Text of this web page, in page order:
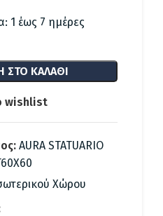
1 έως 7 ημέρες
ΚΑΛΆΘΙ
wishlist
AURA STATUARIO
Χώρου